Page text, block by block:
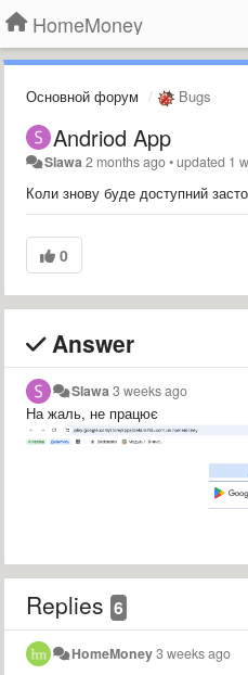
HomeMoney
Основной форум Bugs
Andriod App
Slawa 2 months ago•updated 1
Коли знову буде доступний
0
Answer
Slawa 3 weeks ago
На жаль, не працює
Replies 6
HomeMoney3 weeks ago